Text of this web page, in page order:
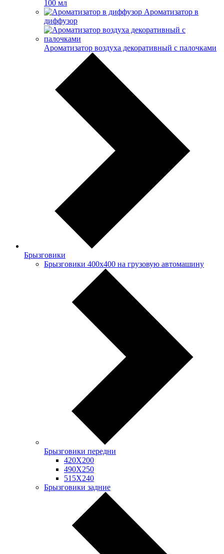
100 мл
Ароматизатор в
диффузор
Ароматизатор воздуха декоративный с палочками
Брызговики
Брызговики 400х400 на грузовую автомашину
Брызговики передни
420Х200
490Х250
515Х240
Брызговики задние